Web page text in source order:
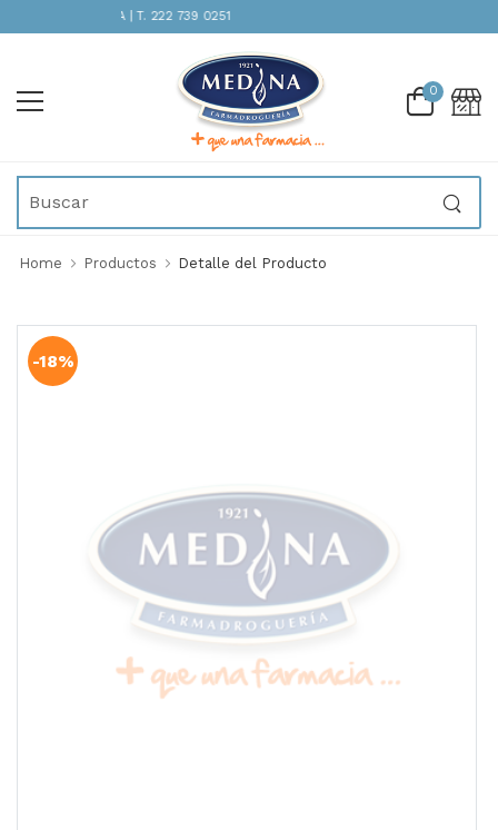
INMEDIATA | T. 222 739 0251
0
Home Productos Detalle del Producto
-18%